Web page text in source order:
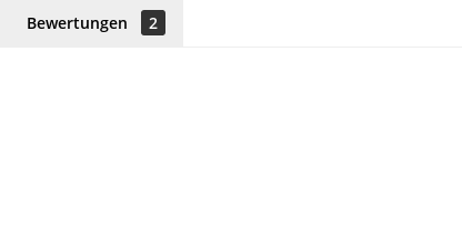
Bewertungen 2